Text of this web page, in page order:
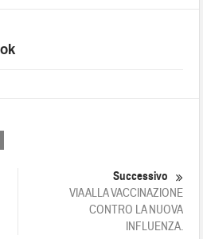
Successivo
VIA ALLA VACCINAZIONE
CONTRO LA NUOVA
INFLUENZA.